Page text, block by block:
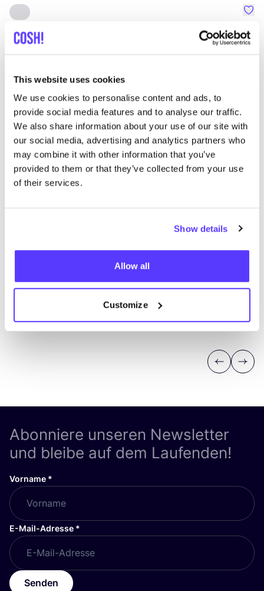
This website uses cookies
We use cookies to personalise content and ads, to
provide social media features and to analyse our traffic.
We also share information about your use of our site with
our social media, advertising and analytics partners who
may combine it with other information that you’ve
provided to them or that they’ve collected from your use
of their services.
Show details
Allow all
Customize
SNURK
Kleidung Schlafanzüge 1+
Previous
Next
Abonniere unseren Newsletter
und bleibe auf dem Laufenden!
Vorname *
E-Mail-Adresse *
Senden